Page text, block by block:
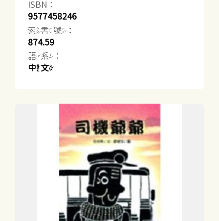
ISBN：
9577458246
索書號：
874.59
語系：
中文